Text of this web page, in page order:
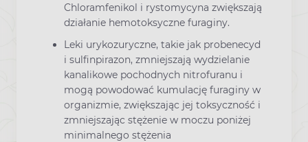
Chloramfenikol i rystomycyna zwiększają
działanie hemotoksyczne furaginy.
Leki urykozuryczne, takie jak probenecyd
i sulfinpirazon, zmniejszają wydzielanie
kanalikowe pochodnych nitrofuranu i
mogą powodować kumulację furaginy w
organizmie, zwiększając jej toksyczność i
zmniejszając stężenie w moczu poniżej
minimalnego stężenia